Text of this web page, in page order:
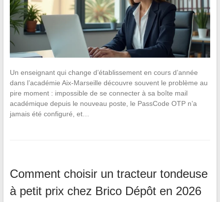
Un enseignant qui change d’établissement en cours d’année
dans l’académie Aix-Marseille découvre souvent le problème au
pire moment : impossible de se connecter à sa boîte mail
académique depuis le nouveau poste, le PassCode OTP n’a
jamais été configuré, et…
Comment choisir un tracteur tondeuse
à petit prix chez Brico Dépôt en 2026